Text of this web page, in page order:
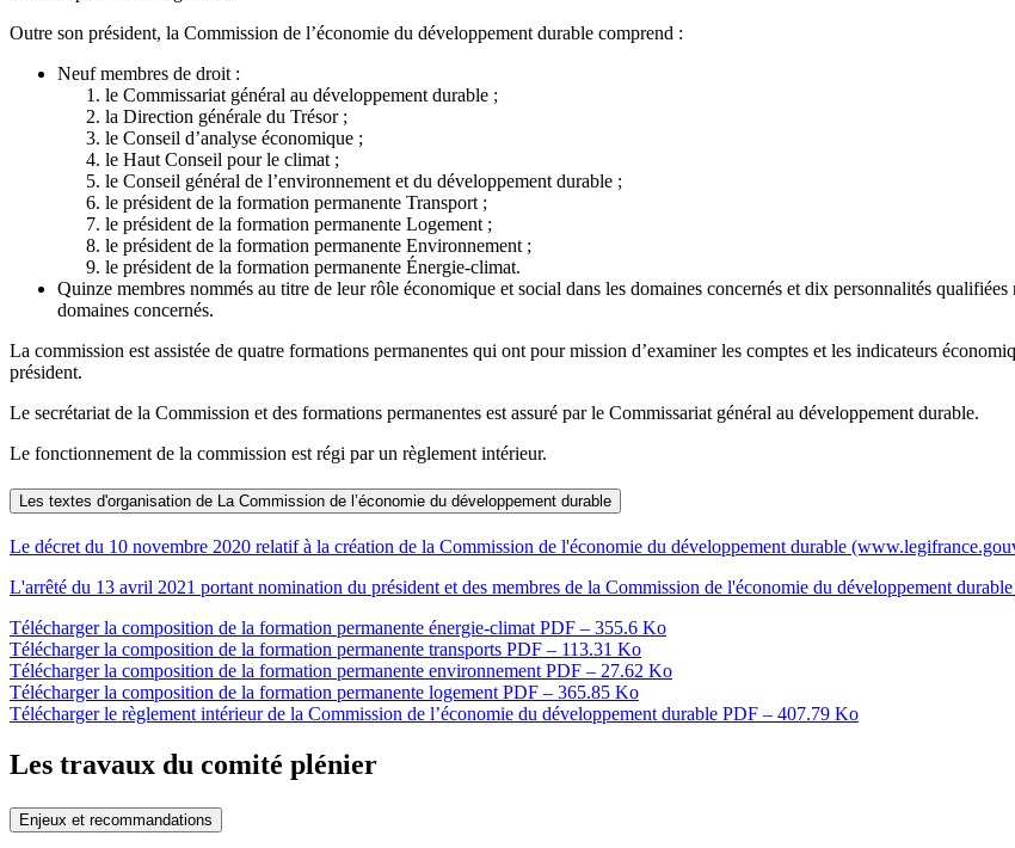
Outre son président, la Commission de l’économie du développement durable comprend :
Neuf membres de droit :
le Commissariat général au développement durable ;
la Direction générale du Trésor ;
le Conseil d’analyse économique ;
le Haut Conseil pour le climat ;
le Conseil général de l’environnement et du développement durable ;
le président de la formation permanente Transport ;
le président de la formation permanente Logement ;
le président de la formation permanente Environnement ;
le président de la formation permanente Énergie-climat.
Quinze membres nommés au titre de leur rôle économique et social dans les domaines concernés et dix personnalités
domaines concernés.
La commission est assistée de quatre formations permanentes qui ont pour mission d’examiner les comptes et les indicateurs
président.
Le secrétariat de la Commission et des formations permanentes est assuré par le Commissariat général au développement durable.
Le fonctionnement de la commission est régi par un règlement intérieur.
Les textes d'organisation de La Commission de l’économie du développement durable
Le décret du 10 novembre 2020 relatif à la création de la Commission de l'économie du développement durable
L'arrêté du 13 avril 2021 portant nomination du président et des membres de la Commission de l'économie du développement
Télécharger la composition de la formation permanente énergie-climat PDF – 355.6 Ko
Télécharger la composition de la formation permanente transports PDF – 113.31 Ko
Télécharger la composition de la formation permanente environnement PDF – 27.62 Ko
Télécharger la composition de la formation permanente logement PDF – 365.85 Ko
Télécharger le règlement intérieur de la Commission de l’économie du développement durable PDF – 407.79 Ko
Les travaux du comité plénier
Enjeux et recommandations